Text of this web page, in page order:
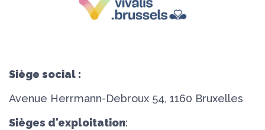
Siège social :
Avenue Herrmann-Debroux 54, 1160 Bruxelles
Sièges d'exploitation: